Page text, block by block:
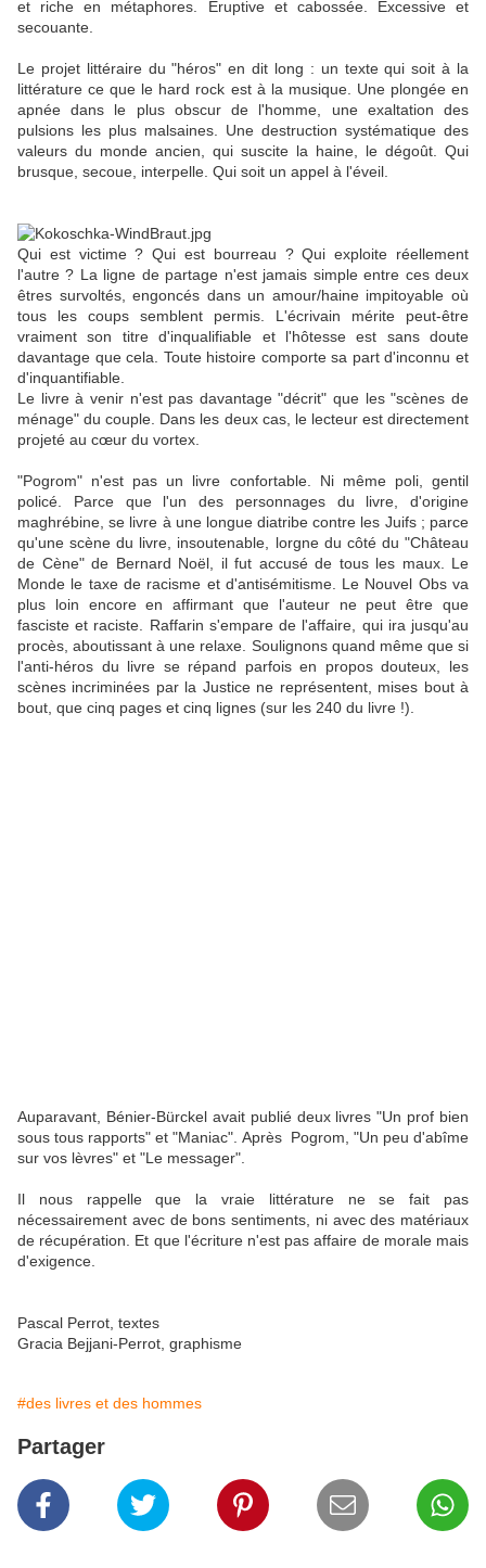
et riche en métaphores. Éruptive et cabossée. Excessive et
secouante.
Le projet littéraire du "héros" en dit long : un texte qui soit à la
littérature ce que le hard rock est à la musique. Une plongée en
apnée dans le plus obscur de l'homme, une exaltation des
pulsions les plus malsaines. Une destruction systématique des
valeurs du monde ancien, qui suscite la haine, le dégoût. Qui
brusque, secoue, interpelle. Qui soit un appel à l'éveil.
Qui est victime ? Qui est bourreau ? Qui exploite réellement
l'autre ? La ligne de partage n'est jamais simple entre ces deux
êtres survoltés, engoncés dans un amour/haine impitoyable où
tous les coups semblent permis. L'écrivain mérite peut-être
vraiment son titre d'inqualifiable et l'hôtesse est sans doute
davantage que cela. Toute histoire comporte sa part d'inconnu et
d'inquantifiable.
Le livre à venir n'est pas davantage "décrit" que les "scènes de
ménage" du couple. Dans les deux cas, le lecteur est directement
projeté au cœur du vortex.
"Pogrom" n'est pas un livre confortable. Ni même poli, gentil
policé. Parce que l'un des personnages du livre, d'origine
maghrébine, se livre à une longue diatribe contre les Juifs ; parce
qu'une scène du livre, insoutenable, lorgne du côté du "Château
de Cène" de Bernard Noël, il fut accusé de tous les maux. Le
Monde le taxe de racisme et d'antisémitisme. Le Nouvel Obs va
plus loin encore en affirmant que l'auteur ne peut être que
fasciste et raciste. Raffarin s'empare de l'affaire, qui ira jusqu'au
procès, aboutissant à une relaxe. Soulignons quand même que si
l'anti-héros du livre se répand parfois en propos douteux, les
scènes incriminées par la Justice ne représentent, mises bout à
bout, que cinq pages et cinq lignes (sur les 240 du livre !).
Auparavant, Bénier-Bürckel avait publié deux livres "Un prof bien
sous tous rapports" et "Maniac". Après Pogrom, "Un peu d'abîme
sur vos lèvres" et "Le messager".
Il nous rappelle que la vraie littérature ne se fait pas
nécessairement avec de bons sentiments, ni avec des matériaux
de récupération. Et que l'écriture n'est pas affaire de morale mais
d'exigence.
Pascal Perrot, textes
Gracia Bejjani-Perrot, graphisme
#des livres et des hommes
Partager